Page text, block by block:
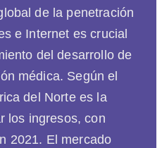
de la penetración
e Internet es crucial
del desarrollo de
médica. Según el
del Norte es la
los ingresos, con
2021. El mercado